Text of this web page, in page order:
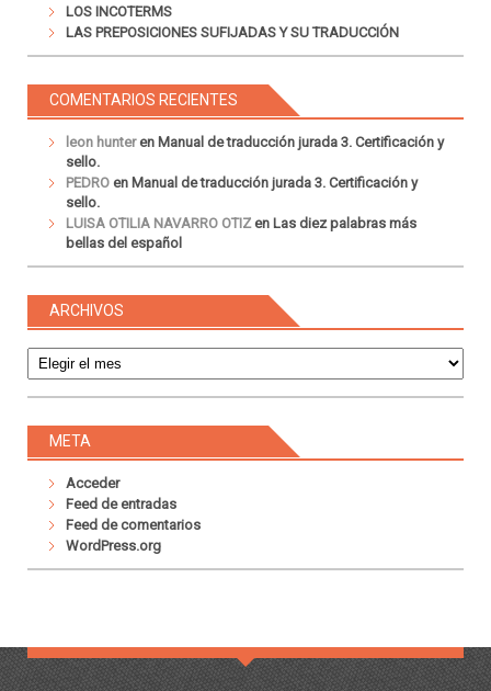
LOS INCOTERMS
LAS PREPOSICIONES SUFIJADAS Y SU TRADUCCIÓN
COMENTARIOS RECIENTES
leon hunteren Manual de traducción jurada 3. Certificación y
sello.
PEDRO en Manual de traducción jurada 3. Certificación y
sello.
LUISA OTILIA NAVARRO OTIZ en Las diez palabras más
bellas del español
ARCHIVOS
META
Acceder
Feed de entradas
Feed de comentarios
WordPress.org